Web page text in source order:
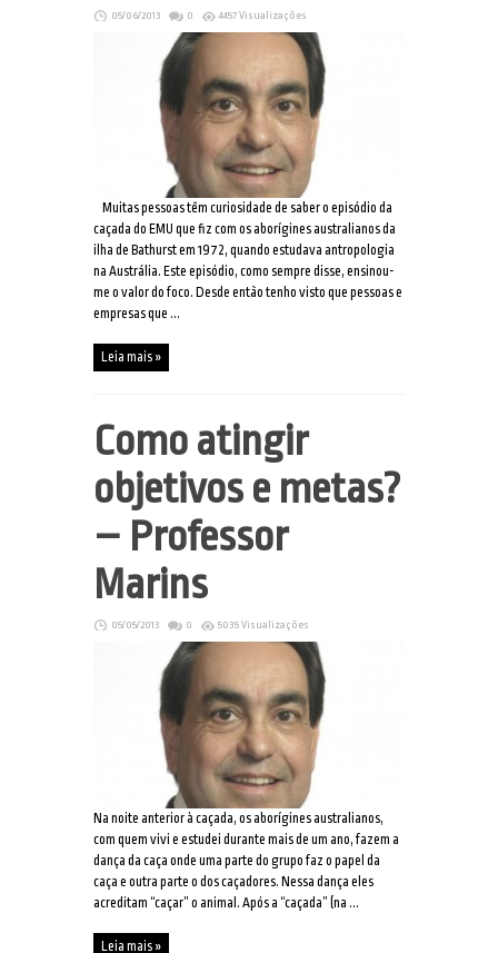
05/06/2013 0 4457 Visualizações
Muitas pessoas têm curiosidade de saber o episódio da
caçada do EMU que fiz com os aborígines australianos da
ilha de Bathurst em 1972, quando estudava antropologia
na Austrália. Este episódio, como sempre disse, ensinou-
me o valor do foco. Desde então tenho visto que pessoas e
empresas que ...
Leia mais »
Como atingir
objetivos e metas?
– Professor
Marins
05/05/2013 0 5035 Visualizações
Na noite anterior à caçada, os aborígines australianos,
com quem vivi e estudei durante mais de um ano, fazem a
dança da caça onde uma parte do grupo faz o papel da
caça e outra parte o dos caçadores. Nessa dança eles
acreditam “caçar” o animal. Após a “caçada” (na ...
Leia mais »